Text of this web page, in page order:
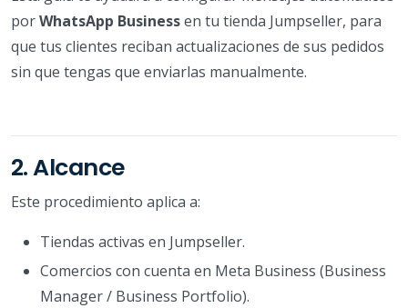
porWhatsApp Businessen tu tienda Jumpseller, para
que tus clientes reciban actualizaciones de sus pedidos
sin que tengas que enviarlas manualmente.
2. Alcance
Este procedimiento aplica a:
Tiendas activas en Jumpseller.
Comercios con cuenta en Meta Business (Business
Manager / Business Portfolio).